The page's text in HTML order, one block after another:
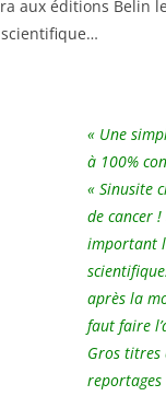
aux éditions Belin
« Une
à 100%
« Sinusite
de cancer
important
après la
faut faire
Gros titres
reportages